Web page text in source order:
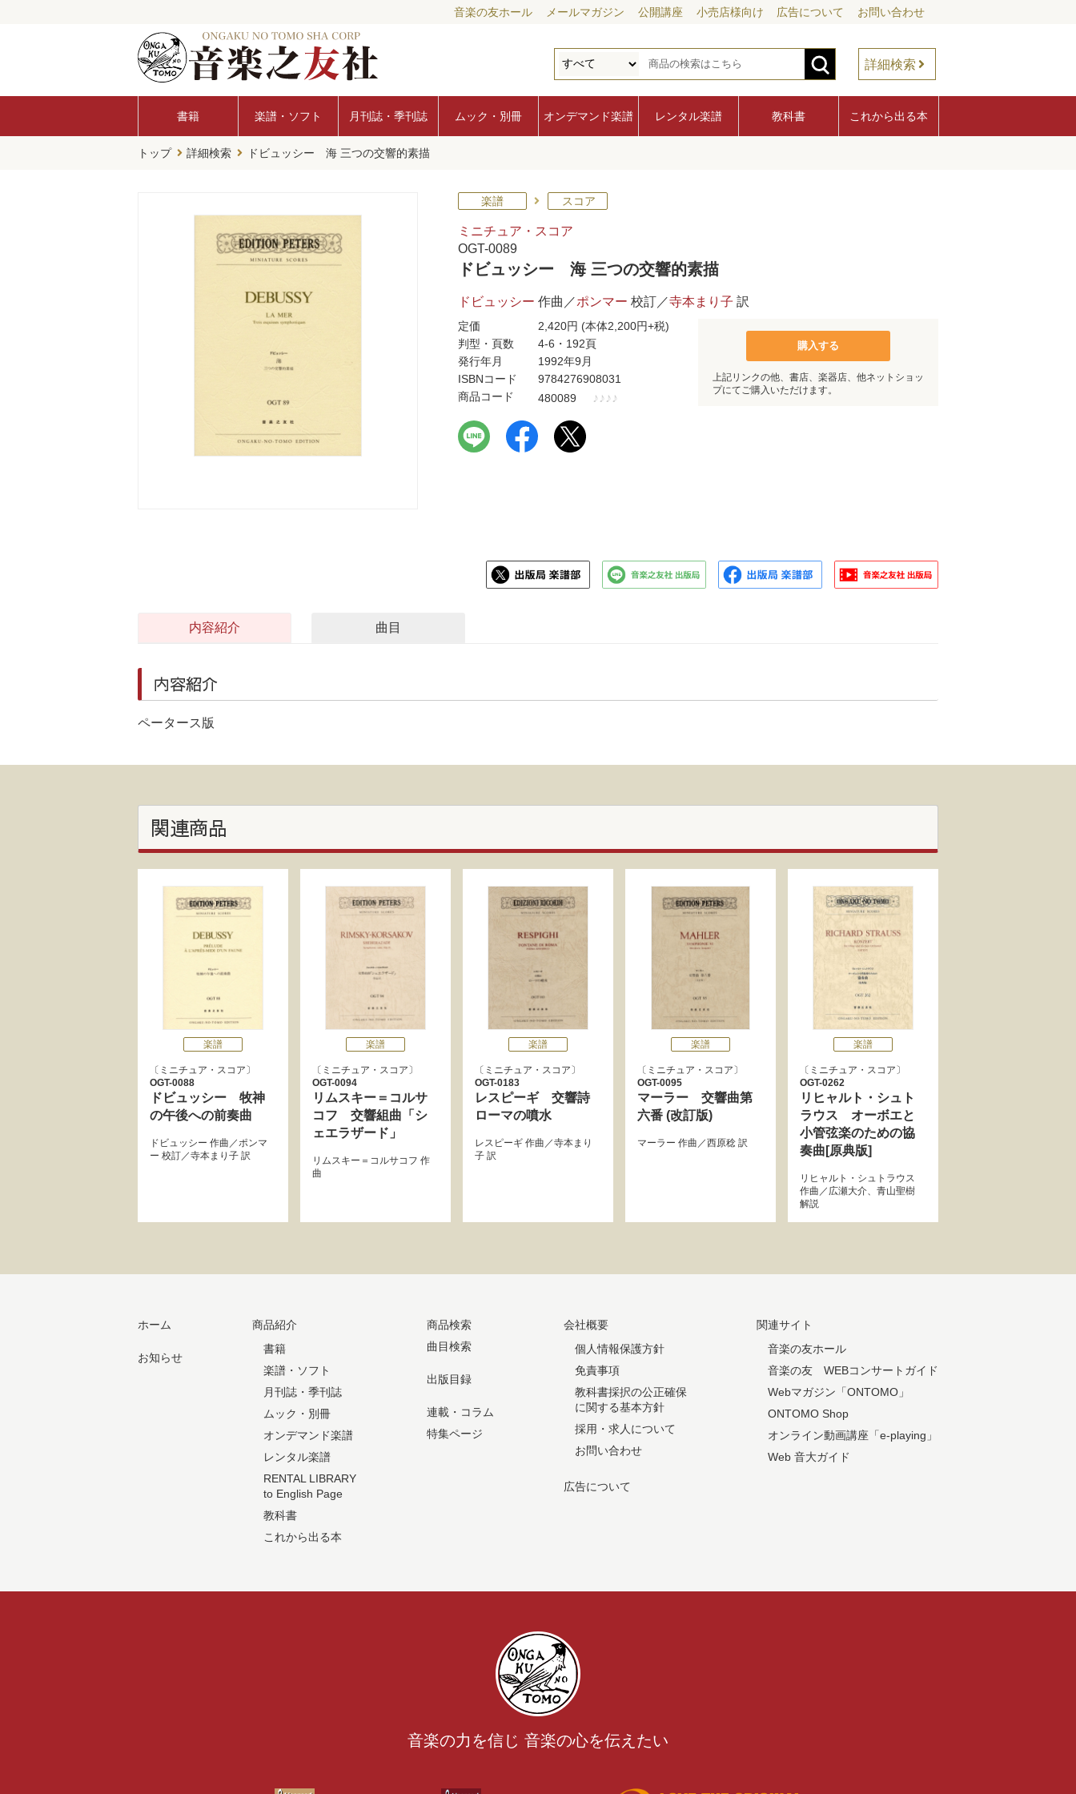
音楽の友ホール メールマガジン 公開講座 小売店様向け 広告について お問い合わせ
詳細検索
書籍 楽譜・ソフト 月刊誌・季刊誌 ムック・別冊 オンデマンド楽譜 レンタル楽譜 教科書 これから出る本
トップ 詳細検索 ドビュッシー 海 三つの交響的素描
楽譜 スコア
ミニチュア・スコア
OGT-0089
ドビュッシー 海 三つの交響的素描
ドビュッシー 作曲／ポンマー 校訂／寺本まり子 訳
定価 2,420円 (本体2,200円+税)
判型・頁数
4-6・192頁
発行年月
1992年9月
ISBNコード
9784276908031
商品コード
480089 ♪ ♪ ♪ ♪
購入する
上記リンクの他、書店、楽器店、他ネットショッ
プにてご購入いただけます。
内容紹介 曲目
内容紹介
ペータース版
関連商品
楽譜
ミニチュア・スコア
OGT-0088
ドビュッシー 牧神
の午後への前奏曲
ドビュッシー 作曲／ポンマ
ー 校訂／寺本まり子 訳
楽譜
ミニチュア・スコア
OGT-0094
リムスキー＝コルサ
コフ 交響組曲「シ
ェエラザード」
リムスキー＝コルサコフ 作
曲
楽譜
ミニチュア・スコア
OGT-0183
レスピーギ 交響詩
ローマの噴水
レスピーギ 作曲／寺本まり
子 訳
楽譜
ミニチュア・スコア
OGT-0095
マーラー 交響曲第
六番 (改訂版)
マーラー 作曲／西原稔 訳
楽譜
ミニチュア・スコア
OGT-0262
リヒャルト・シュト
ラウス オーボエと
小管弦楽のための協
奏曲[原典版]
リヒャルト・シュトラウス
作曲／ 広瀬大介、 青山聖樹
解説
ホーム
お知らせ
商品紹介
書籍
楽譜・ソフト
月刊誌・季刊誌
ムック・別冊
オンデマンド楽譜
レンタル楽譜
RENTAL LIBRARY
to English Page
教科書
これから出る本
商品検索
曲目検索
出版目録
連載・コラム
特集ページ
会社概要
個人情報保護方針
免責事項
教科書採択の公正確保
に関する基本方針
採用・求人について
お問い合わせ
広告について
関連サイト
音楽の友ホール
音楽の友 WEBコンサートガイド
Webマガジン「ONTOMO」
ONTOMO Shop
オンライン動画講座「e-playing」
Web 音大ガイド
音楽の力を信じ 音楽の心を伝えたい